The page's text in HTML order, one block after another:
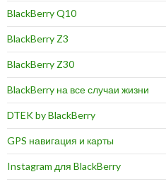
BlackBerry Q10
BlackBerry Z3
BlackBerry Z30
BlackBerry на все случаи жизни
DTEK by BlackBerry
GPS навигация и карты
Instagram для BlackBerry